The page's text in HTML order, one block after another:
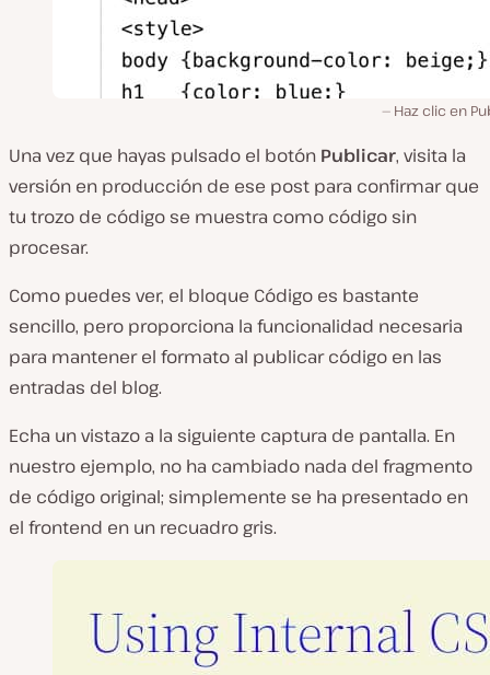
Haz clic en
Una vez que hayas pulsado el botón Publicar, visita la
versión en producción de ese post para confirmar que
tu trozo de código se muestra como código sin
procesar.
Como puedes ver, el bloque Código es bastante
sencillo, pero proporciona la funcionalidad necesaria
para mantener el formato al publicar código en las
entradas del blog.
Echa un vistazo a la siguiente captura de pantalla. En
nuestro ejemplo, no ha cambiado nada del fragmento
de código original; simplemente se ha presentado en
el frontend en un recuadro gris.